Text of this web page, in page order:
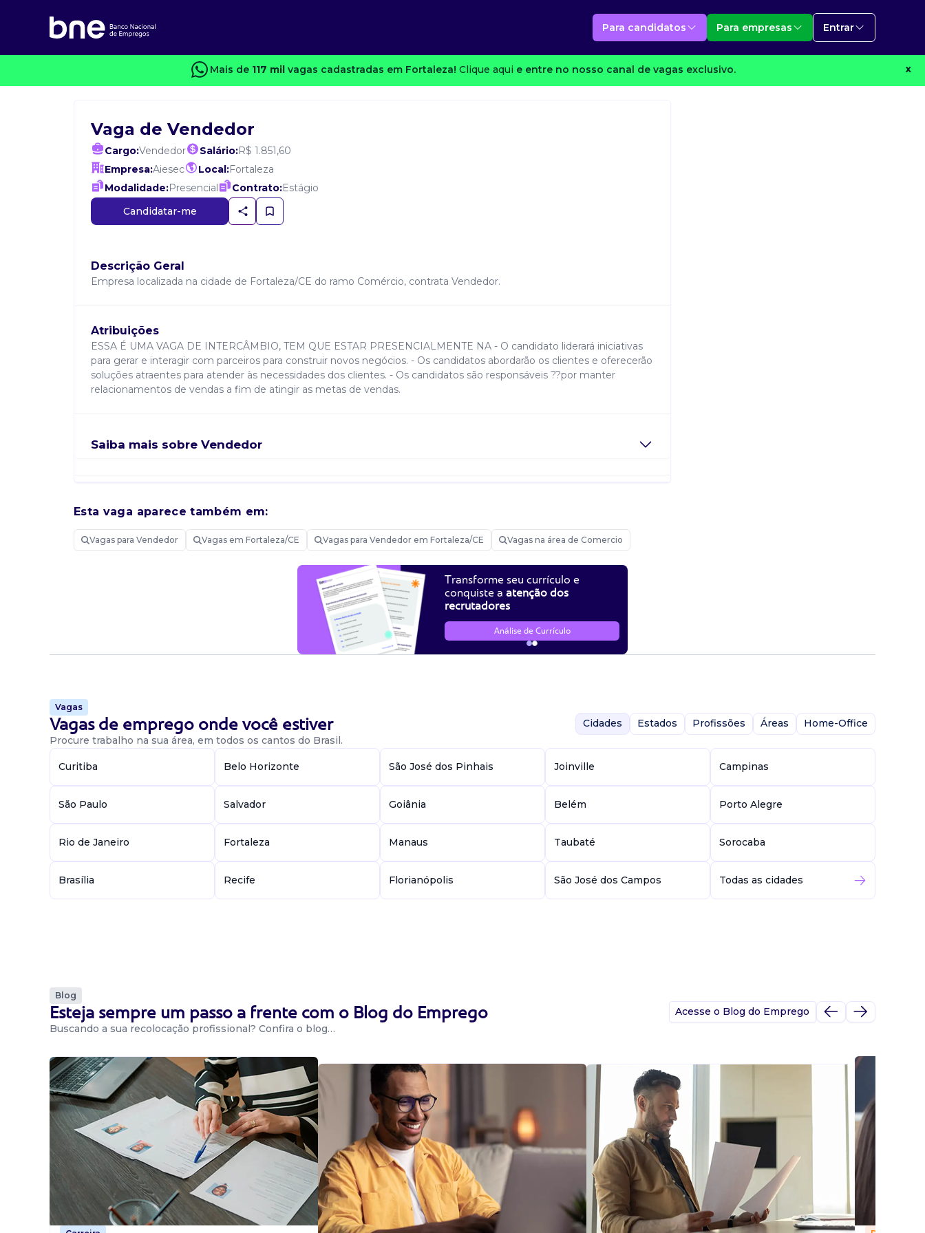
Para candidatos Para empresas Entrar
Mais de 117 mil vagas cadastradas em Fortaleza! Clique aqui e entre no nosso canal de vagas exclusivo. X
Vaga de Vendedor
Cargo:Vendedor Salário:R$ 1.851,60
Empresa:Aiesec Local:Fortaleza
Modalidade:Presencial Contrato:Estágio
Candidatar-me
Descrição Geral
Empresa localizada na cidade de Fortaleza/CE do ramo Comércio, contrata Vendedor.
Atribuições
ESSA É UMA VAGA DE INTERCÂMBIO, TEM QUE ESTAR PRESENCIALMENTE NA - O candidato liderará iniciativas
para gerar e interagir com parceiros para construir novos negócios. - Os candidatos abordarão os clientes e oferecerão
soluções atraentes para atender às necessidades dos clientes. - Os candidatos são responsáveis ??por manter
relacionamentos de vendas a fim de atingir as metas de vendas.
Saiba mais sobre Vendedor
Esta vaga aparece também em:
Vagas para Vendedor Vagas em Fortaleza/CE Vagas para Vendedor em Fortaleza/CE Vagas na área de Comercio
Transforme seu currículo e
conquiste a atenção dos
recrutadores
Análise de Currículo
Vagas
Vagas de emprego onde você estiver
Procure trabalho na sua área, em todos os cantos do Brasil.
Cidades Estados Profissões Áreas Home-Office
Curitiba Belo Horizonte São José dos Pinhais Joinville Campinas
São Paulo Salvador Goiânia Belém Porto Alegre
Rio de Janeiro Fortaleza Manaus Taubaté Sorocaba
Brasília Recife Florianópolis São José dos Campos Todas as cidades
Blog
Esteja sempre um passo a frente com o Blog do Emprego
Buscando a sua recolocação profissional? Confira o blog…
Acesse o Blog do Emprego